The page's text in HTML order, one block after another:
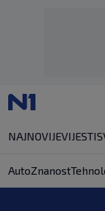
NAJNOVIJEVIJESTI
AutoZnanost